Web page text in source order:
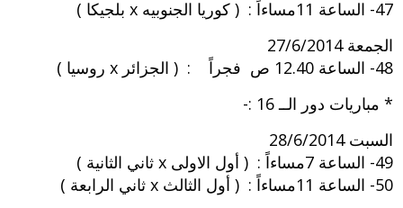
47- الساعة 11مساءاً : ( كوريا الجنوبيه x بلجيكا )
الجمعة 27/6/2014
48- الساعة 12.40 ص فجراً : ( الجزائر x روسيا )
* مباريات دور الــ 16 :-
السبت 28/6/2014
49- الساعة 7مساءاً : ( أول الاولى x ثاني الثانية )
50- الساعة 11مساءاً : ( أول الثالث x ثاني الرابعة )